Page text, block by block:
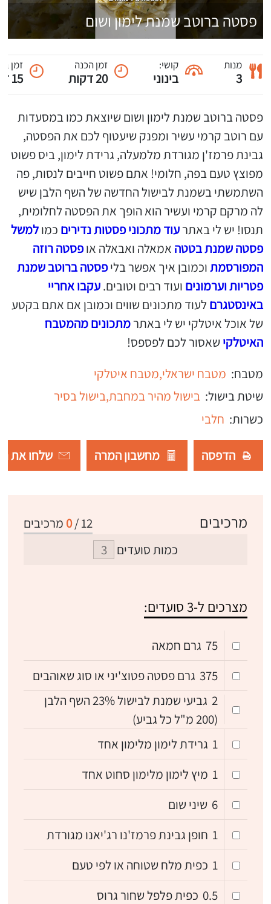
פסטה ברוטב שמנת לימון ושום
מנות
3
קושי:
בינוני
זמן הכנה
20 דקות
זמן
15 דקות
פסטה ברוטב שמנת לימון ושום שיוצאת כמו במסעדות
עם רוטב קרמי עשיר ומפנק שיעטוף לכם את הפסטה,
גבינת פרמז'ן מגורדת מלמעלה, גרידת לימון, ביס פשוט
מפוצץ טעם בפה, חלומי! אתם פשוט חייבים לנסות, פה
השתמשתי בשמנת לבישול החדשה של השף הלבן שיש
לה מרקם קרמי ועשיר הוא הופך את הפסטה לחלומית,
תנסו! יש לי באתרעוד מתכוני פסטות נדירים כמולמשל
פסטה שמנת בטטה אמאלה ואבאלה אופסטה רוזה
המפורסמתוכמובן איך אפשר בליפסטה ברוטב שמנת
פטריות וערמונים ועוד רבים וטובים.עקבו אחריי
באינסטגרם לעוד מתכונים שווים וכמובן אם אתם בקטע
של אוכל איטלקי יש לי באתרמתכונים מהמטבח
האיטלקי שאסור לכם לפספס!
מטבח: מטבח ישראלי,מטבח איטלקי
שיטת בישול: בישול מהיר במחבת,בישול בסיר
כשרות: חלבי
הדפסה מחשבון המרה שלחו את
12
/
0 מרכיבים מרכיבים
כמות סועדים
מצרכים ל-3 סועדים:
75 גרם חמאה
375 גרם פסטה פטוצ'יני או סוג שאוהבים
2
גביעי שמנת לבישול 23% השף הלבן
(200 מ"ל כל גביע)
1 גרידת לימון מלימון אחד
1 מיץ לימון מלימון סחוט אחד
6 שיני שום
1 חופן גבינת פרמז'נו רג'יאנו מגורדת
1 כפית מלח שטוחה או לפי טעם
0.5 כפית פלפל שחור גרוס